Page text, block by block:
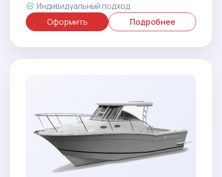
Индивидуальный подход
Оформить
Подробнее